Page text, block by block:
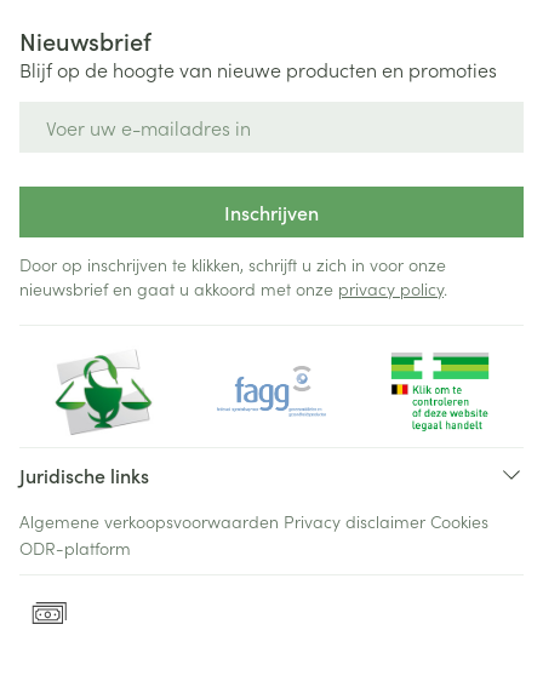
Nieuwsbrief
Blijf op de hoogte van nieuwe producten en promoties
Inschrijven
Door op inschrijven te klikken, schrijft u zich in voor onze
nieuwsbrief en gaat u akkoord met onze privacy policy.
Juridische links
Algemene verkoopsvoorwaarden Privacy disclaimer Cookies
ODR-platform